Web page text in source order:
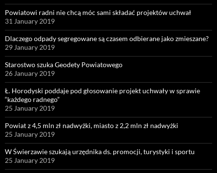
Powiatowi radni nie chcą móc sami składać projektów uchwał
31 January 2019
Dlaczego odpady segregowane są czasem odbierane jako zmieszane?
29 January 2019
Starostwo szuka Geodety Powiatowego
26 January 2019
Ł. Horodyski poddaje pod głosowanie projekt uchwały w sprawie
“każdego radnego”
25 January 2019
Powiat z 4,5 mln zł nadwyżki, miasto z 2,2 mln zł nadwyżki
25 January 2019
W Świerzawie szukają urzędnika ds. promocji, turystyki i sportu
25 January 2019